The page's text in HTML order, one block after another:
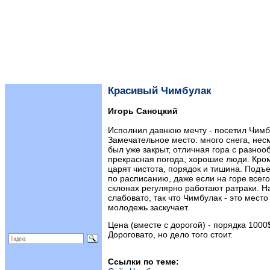
Красивый Чимбулак
Игорь Саноцкий
Исполнил давнюю мечту - посетил
Замечательное место: много снега,
был уже закрыт, отличная гора с
прекрасная погода, хорошие люди.
царят чистота, порядок и тишина.
по расписанию, даже если на горе
склонах регулярно работают ратраки.
слабовато, так что Чимбулак - это
молодежь заскучает.
Цена (вместе с дорогой) - порядка
Дороговато, но дело того стоит.
Ссылки по теме: